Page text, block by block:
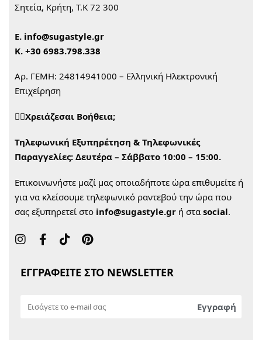
Σητεία, Κρήτη, Τ.Κ 72 300
Ε. info@sugastyle.gr
Κ. +30 6983.798.338
Αρ. ΓΕΜΗ: 24814941000 – Ελληνική Ηλεκτρονική
Επιχείρηση
🙋‍♀️Χρειάζεσαι Βοήθεια;
Τηλεφωνική Εξυπηρέτηση & Τηλεφωνικές
Παραγγελίες: Δευτέρα – Σάββατο 10:00 – 15:00.
Επικοινωνήστε μαζί μας οποιαδήποτε ώρα επιθυμείτε ή
για να κλείσουμε τηλεφωνικό ραντεβού την ώρα που
σας εξυπηρετεί στο info@sugastyle.gr ή στα social.
ΕΓΓΡΑΦΕΙΤΕ ΣΤΟ NEWSLETTER